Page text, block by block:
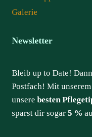
Galerie
Newsletter
Bleib up to Date!
Postfach! Mit
unsere besten
sparst dir sogar 5 %